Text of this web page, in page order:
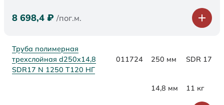
8 698,4 ₽ /пог.м.
Труба полимерная
трехслойная d250x14,8
SDR17 N 1250 Т120 НГ
011724 250 мм SDR 17
14,8 мм 11 кг